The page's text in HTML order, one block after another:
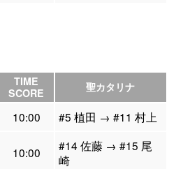
TIME
SCORE
聖カタリナ
10:00 #5 植田 → #11 村上
10:00
#14 佐藤 → #15 尾
崎